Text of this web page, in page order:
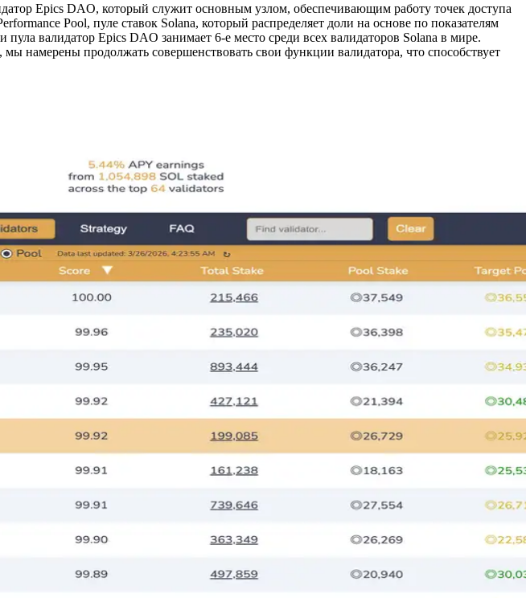
Epics DAO, который служит основным узлом, обеспечивающим работу точек доступа
Pool, пуле ставок Solana, который распределяет доли на основе по показателям
валидатор Epics DAO занимает 6-е место среди всех валидаторов Solana в мире.
продолжать совершенствовать свои функции валидатора, что способствует